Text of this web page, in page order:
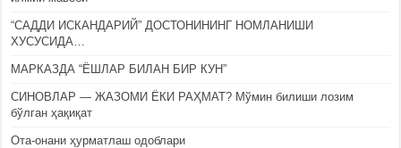
“САДДИ ИСКАНДАРИЙ” ДОСТОНИНИНГ НОМЛАНИШИ
ХУСУСИДА…
МАРКАЗДА “ЁШЛАР БИЛАН БИР КУН”
СИНОВЛАР — ЖАЗОМИ ЁКИ РАҲМАТ? Мўмин билиши лозим
бўлган ҳақиқат
Ота-онани ҳурматлаш одоблари